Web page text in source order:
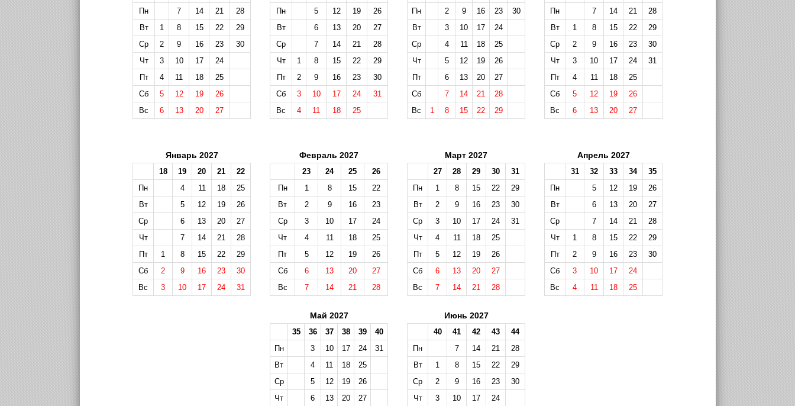
Пн
7 14 21
28
Вт
1 8 15 22
29
Ср
2 9 16 23
30
Чт
3 10 17
24
Пт
4 11 18
25
Сб
5 12 19
26
Вс
6 13 20 27
Пн
5 12 19
26
Вт
6 13 20
27
Ср
7 14 21
28
Чт
1 8 15 22
29
Пт
2 9 16 23
30
Сб
3 10 17 24
31
Вс
4 11 18 25
Пн
2 9 16 23
30
Вт
3 10 17
24
Ср
4 11 18
25
Чт
5 12 19
26
Пт
6 13 20
27
Сб
7 14 21
28
Вс
1 8 15 22 29
Пн
7 14 21
28
Вт
1 8 15 22
29
Ср
2 9 16 23
30
Чт
3 10 17 24
31
Пт
4 11 18
25
Сб
5 12 19
26
Вс
6 13 20 27
Январь 2027
18 19 20 21
22
Пн
4 11 18
25
Вт
5 12 19
26
Ср
6 13 20
27
Чт
7 14 21
28
Пт
1 8 15 22
29
Сб
2 9 16 23
30
Вс
3 10 17 24 31
Февраль 2027
23 24 25
26
Пн
1 8 15
22
Вт
2 9 16
23
Ср
3 10 17
24
Чт
4 11 18
25
Пт
5 12 19
26
Сб
6 13 20
27
Вс
7 14 21 28
Март 2027
27 28 29 30
31
Пн
1 8 15 22
29
Вт
2 9 16 23
30
Ср
3 10 17 24
31
Чт
4 11 18
25
Пт
5 12 19
26
Сб
6 13 20
27
Вс
7 14 21 28
Апрель 2027
31 32 33 34
35
Пн
5 12 19
26
Вт
6 13 20
27
Ср
7 14 21
28
Чт
1 8 15 22
29
Пт
2 9 16 23
30
Сб
3 10 17
24
Вс
4 11 18 25
Май 2027
35 36 37 38 39
40
Пн
3 10 17 24
31
Вт
4 11 18
25
Ср
5 12 19
26
Чт
6 13 20 27
Июнь 2027
40 41 42 43
44
Пн
7 14 21
28
Вт
1 8 15 22
29
Ср
2 9 16 23
30
Чт
3 10 17 24